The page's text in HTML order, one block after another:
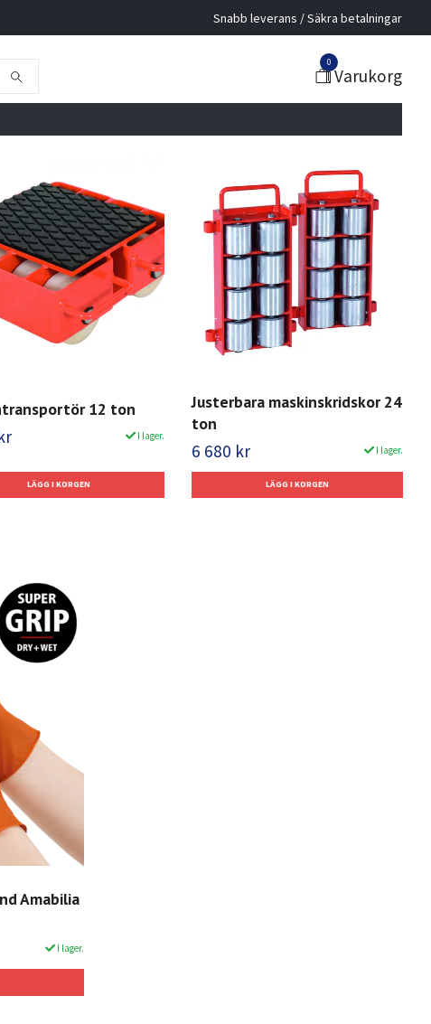
Snabb leverans / Säkra betalningar
0
Varukorg
12 ton
I lager.
Justerbara maskinskridskor 24
ton
6 680 kr I lager.
Amabilia
I lager.